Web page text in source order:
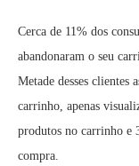
Cerca de 11% dos
abandonaram o seu
Metade desses clientes
carrinho, apenas
produtos no carrinho e
compra.